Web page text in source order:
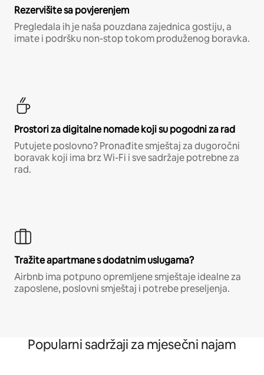
Rezervišite sa povjerenjem
Pregledala ih je naša pouzdana zajednica gostiju, a
imate i podršku non-stop tokom produženog boravka.
Prostori za digitalne nomade koji su pogodni za rad
Putujete poslovno? Pronađite smještaj za dugoročni
boravak koji ima brz Wi-Fi i sve sadržaje potrebne za
rad.
Tražite apartmane s dodatnim uslugama?
Airbnb ima potpuno opremljene smještaje idealne za
zaposlene, poslovni smještaj i potrebe preseljenja.
Popularni sadržaji za mjesečni najam